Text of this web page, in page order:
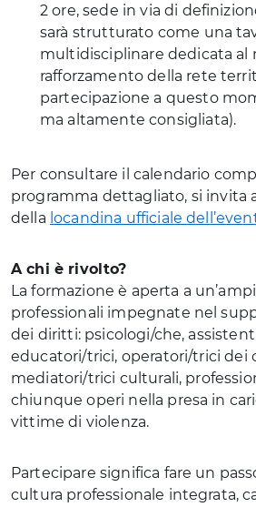
2 ore, sede in via di
sarà strutturato come una
multidisciplinare dedicata al
rafforzamento della rete
partecipazione a questo
ma altamente consigliata).
Per consultare il calendario
programma dettagliato, si invita
della locandina ufficiale
A chi è rivolto?
La formazione è aperta a
professionali impegnate nel
dei diritti: psicologi/che,
educatori/trici, operatori/trici dei
mediatori/trici culturali,
chiunque operi nella presa in
vittime di violenza.
Partecipare significa fare un
cultura professionale integrata,